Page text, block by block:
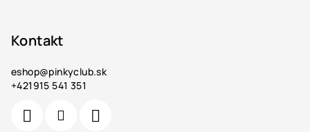
Kontakt
eshop@pinkyclub.sk
+421915 541 351